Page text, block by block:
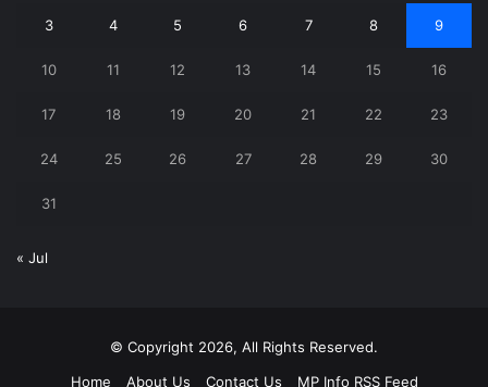
3 4 5 6 7 8 9
10 11 12 13 14 15 16
17 18 19 20 21 22 23
24 25 26 27 28 29 30
31
« Jul
© Copyright 2026, All Rights Reserved.
Home
About Us Contact Us MP Info RSS Feed